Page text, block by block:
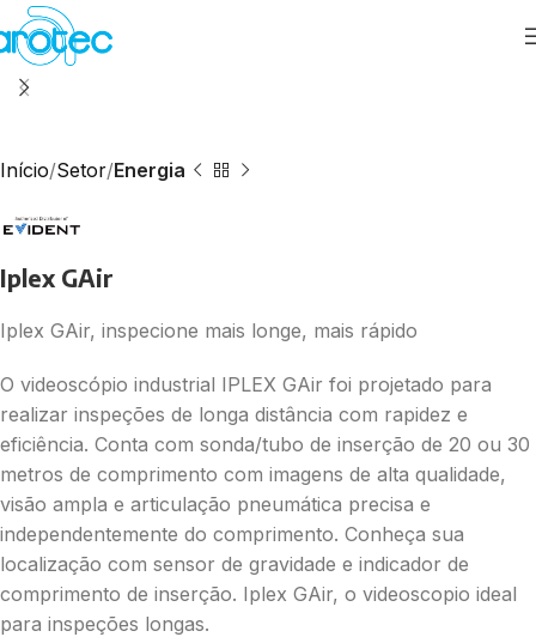
Início Setor Energia
Iplex GAir
Iplex GAir, inspecione mais longe, mais rápido
O videoscópio industrial IPLEX GAir foi projetado para
realizar inspeções de longa distância com rapidez e
eficiência. Conta com sonda/tubo de inserção de 20 ou 30
metros de comprimento com imagens de alta qualidade,
visão ampla e articulação pneumática precisa e
independentemente do comprimento. Conheça sua
localização com sensor de gravidade e indicador de
comprimento de inserção. Iplex GAir, o videoscopio ideal
para inspeções longas.